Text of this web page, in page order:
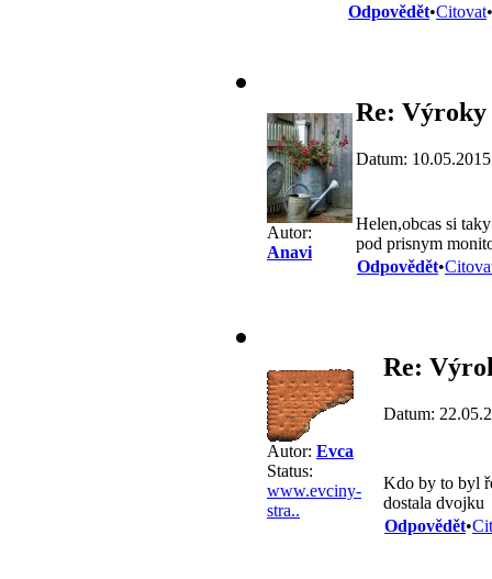
Odpovědět•Citovat•
Autor:
Anavi
Re: Výroky
Datum:
Helen,obcas si
pod prisnym
Odpovědět•
Autor: Evca
Status:
www.evciny-
stra..
Re:
Datum:
Kdo by to byl
dostala dvojku
Odpovědět•